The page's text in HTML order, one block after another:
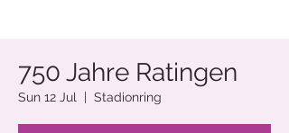
750 Jahre Ratingen
Sun 12 Jul
  |
Stadionring